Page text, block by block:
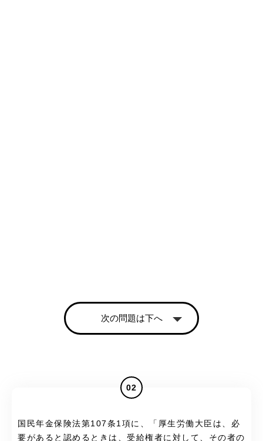
次の問題は下へ
02
国民年金保険法第107条1項に、「厚生労働大臣は、必
要があると認めるときは、受給権者に対して、その者の